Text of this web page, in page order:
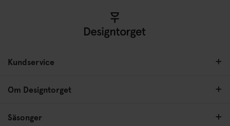
Kundservice
Om Designtorget
Säsonger